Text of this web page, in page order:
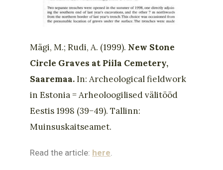
Mägi, M.; Rudi, A. (1999). New Stone
Circle Graves at Piila Cemetery,
Saaremaa.In: Archeological fieldwork
in Estonia = Arheoloogilised välitööd
Eestis 1998 (39−49). Tallinn:
Muinsuskaitseamet.
Read the article: here.